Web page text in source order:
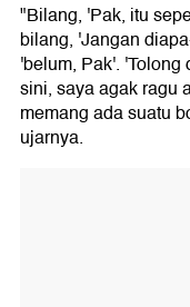
"Bilang, 'Pak, itu
bilang, 'Jangan
'belum, Pak'.
sini, saya agak ragu
memang ada suatu
ujarnya.